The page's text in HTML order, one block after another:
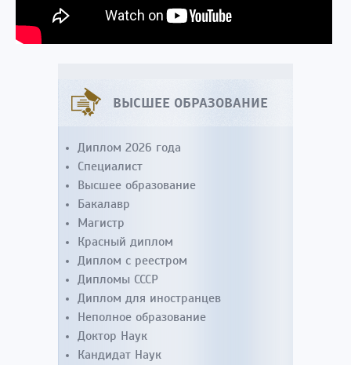
ВЫСШЕЕ ОБРАЗОВАНИЕ
Диплом 2026 года
Специалист
Высшее образование
Бакалавр
Магистр
Красный диплом
Диплом с реестром
Дипломы СССР
Диплом для иностранцев
Неполное образование
Доктор Наук
Кандидат Наук